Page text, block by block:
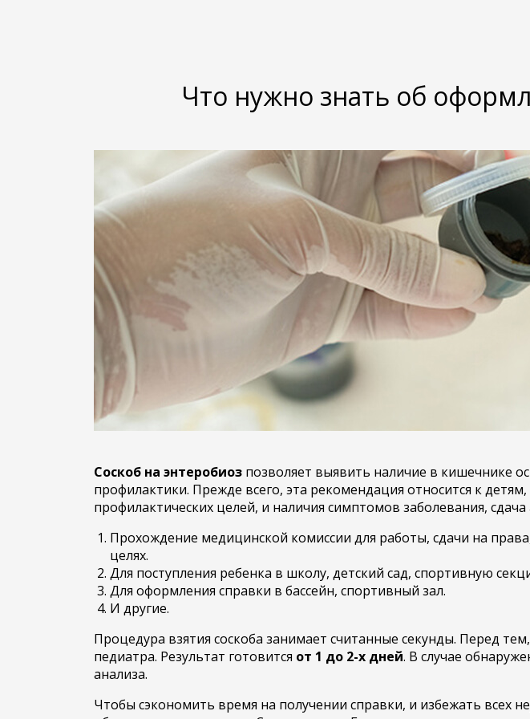
Что нужно знать об
Соскоб на энтеробиоз позволяет выявить наличие в кишечнике
профилактики. Прежде всего, эта рекомендация относится к
профилактических целей, и наличия симптомов заболевания, сдача
Прохождение медицинской комиссии для работы, сдачи на
целях.
Для поступления ребенка в школу, детский сад, спортивную
Для оформления справки в бассейн, спортивный зал.
И другие.
Процедура взятия соскоба занимает считанные секунды. Перед
педиатра. Результат готовится от 1 до 2-х дней. В случае
анализа.
Чтобы сэкономить время на получении справки, и избежать всех